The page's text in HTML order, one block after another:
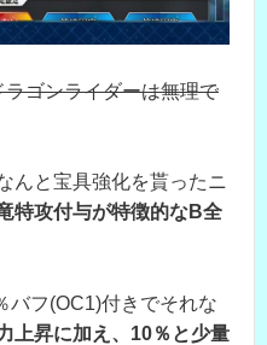
ゴンライダーは無理で
んと宝具強化を貰ったニ
特攻付与が特徴的なB全
バフ(OC1)付きでそれな
上昇に加え、10％と少量